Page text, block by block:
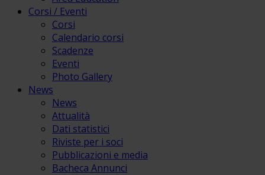
Corsi / Eventi
Corsi
Calendario corsi
Scadenze
Eventi
Photo Gallery
News
News
Attualità
Dati statistici
Riviste per i soci
Pubblicazioni e media
Bacheca Annunci